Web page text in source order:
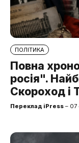
ПОЛІТИКА
Повна
росія".
Скороход і
Переклад iPress – 07